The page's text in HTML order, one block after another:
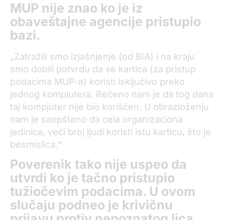
MUP nije znao ko je iz
obaveštajne agencije pristupio
bazi.
„Zatražili smo izjašnjenje (od BIA) i na kraju
smo dobili potvrdu da se kartica (za pristup
podacima MUP-a) koristi isključivo preko
jednog kompjutera. Rečeno nam je da tog dana
taj kompjuter nije bio korišćen. U obrazloženju
nam je saopšteno da cela organizaciona
jedinica, veći broj ljudi koristi istu karticu, što je
besmislica.“
Poverenik tako nije uspeo da
utvrdi ko je tačno pristupio
tužiočevim podacima. U ovom
slučaju podneo je krivičnu